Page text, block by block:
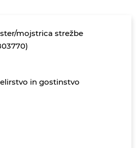
mojstrica strežbe
in gostinstvo